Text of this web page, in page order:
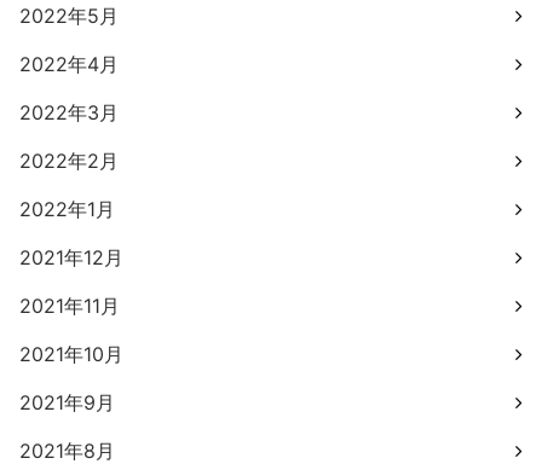
2022年5月
2022年4月
2022年3月
2022年2月
2022年1月
2021年12月
2021年11月
2021年10月
2021年9月
2021年8月